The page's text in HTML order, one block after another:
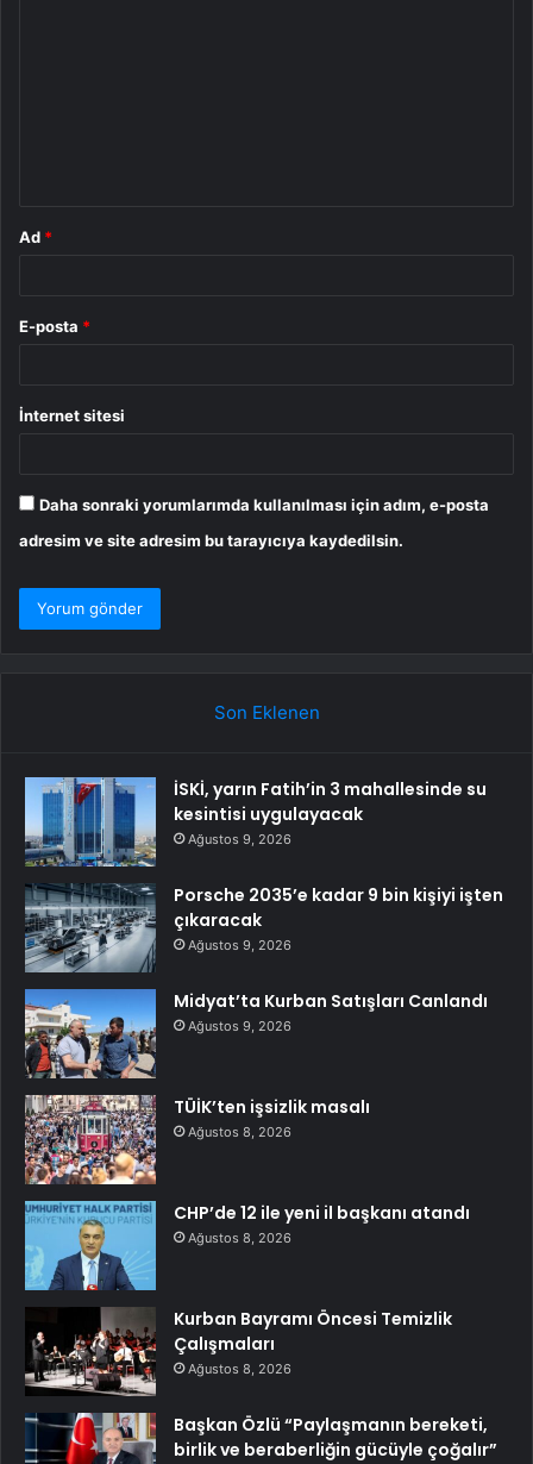
Ad *
E-posta *
İnternet sitesi
Daha sonraki yorumlarımda kullanılması için adım, e-posta
adresim ve site adresim bu tarayıcıya kaydedilsin.
Son Eklenen
İSKİ, yarın Fatih’in 3 mahallesinde su
kesintisi uygulayacak
Ağustos 9, 2026
Porsche 2035’e kadar 9 bin kişiyi işten
çıkaracak
Ağustos 9, 2026
Midyat’ta Kurban Satışları Canlandı
Ağustos 9, 2026
TÜİK’ten işsizlik masalı
Ağustos 8, 2026
CHP’de 12 ile yeni il başkanı atandı
Ağustos 8, 2026
Kurban Bayramı Öncesi Temizlik
Çalışmaları
Ağustos 8, 2026
Başkan Özlü “Paylaşmanın bereketi,
birlik ve beraberliğin gücüyle çoğalır”